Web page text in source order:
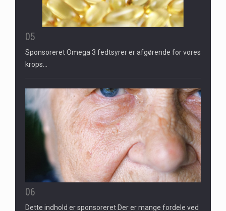
05
Sponsoreret Omega 3 fedtsyrer er afgørende for vores
krops…
06
Dette indhold er sponsoreret Der er mange fordele ved